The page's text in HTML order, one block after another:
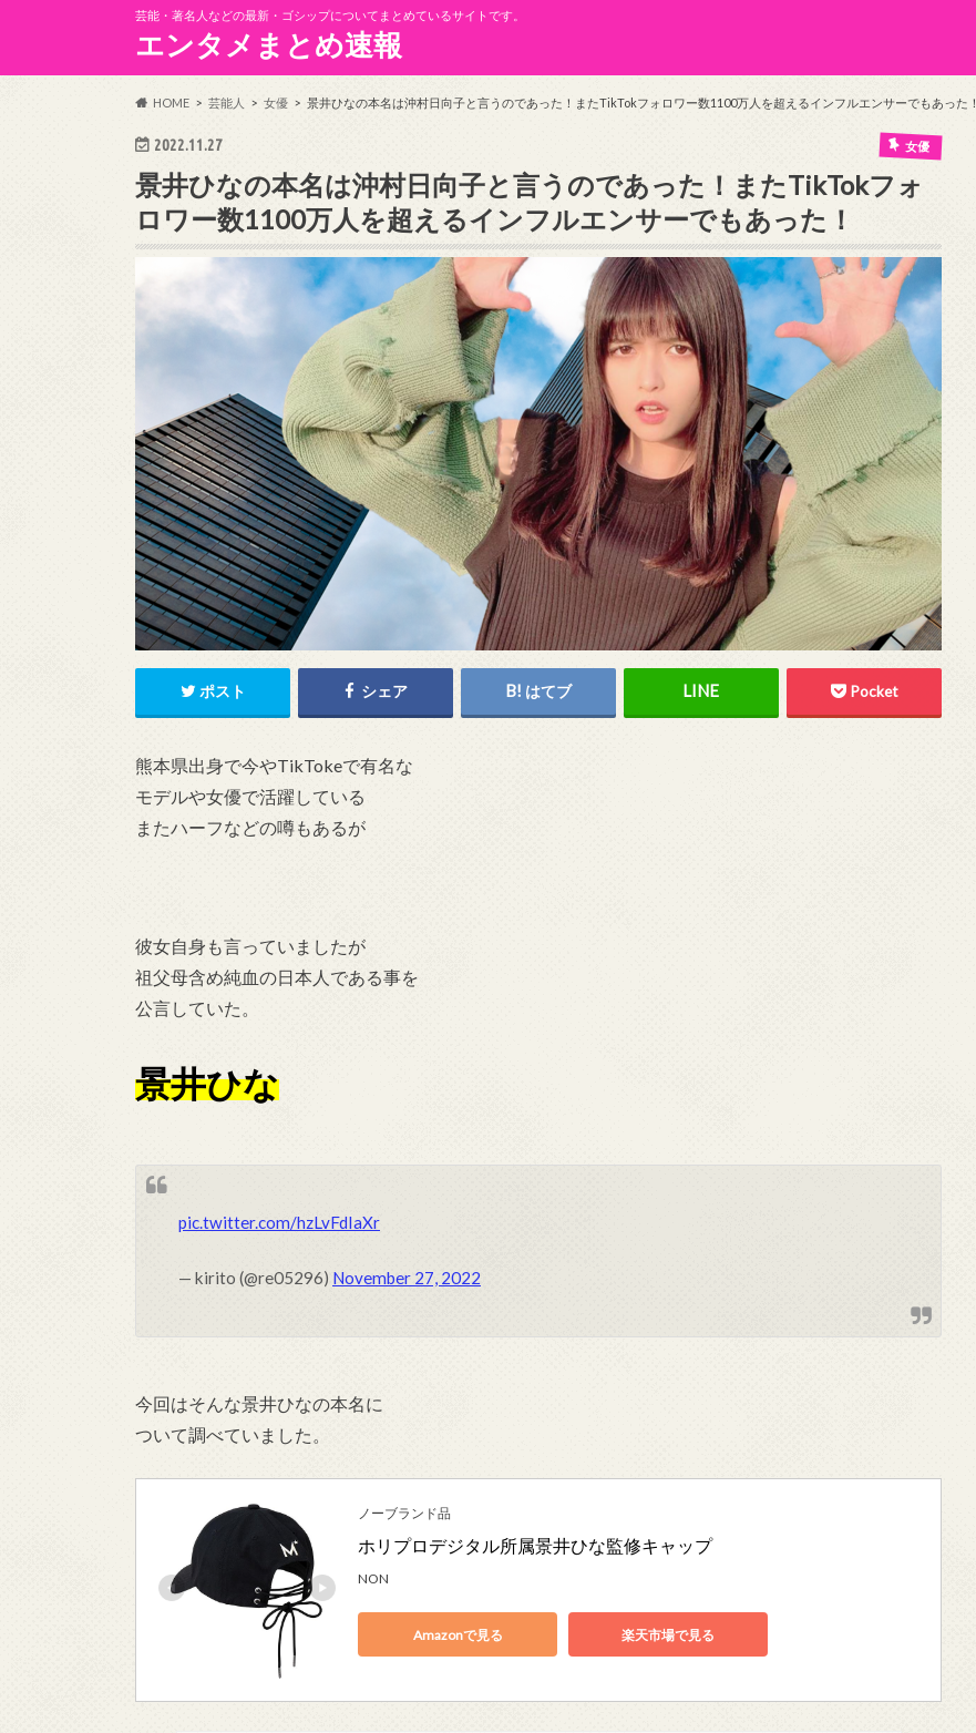
芸能・著名人などの最新・ゴシップについてまとめているサイトです。
エンタメまとめ速報
HOME 芸能人 女優 景井ひなの本名は沖村日向子と言うのであった！またTikTokフォロワー数1100万人を超えるインフルエンサーでもあった！
2022.11.27 女優
景井ひなの本名は沖村日向子と言うのであった！またTikTokフォ
ロワー数1100万人を超えるインフルエンサーでもあった！
ポスト シェア はてブ Pocket
熊本県出身で今やTikTokeで有名な
モデルや女優で活躍している
またハーフなどの噂もあるが
彼女自身も言っていましたが
祖父母含め純血の日本人である事を
公言していた。
景井ひな
pic.twitter.com/hzLvFdIaXr
— kirito (@re05296) November 27, 2022
今回はそんな景井ひなの本名に
ついて調べていました。
ノーブランド品
ホリプロデジタル所属景井ひな監修キャップ
NON
Amazonで見る 楽天市場で見る